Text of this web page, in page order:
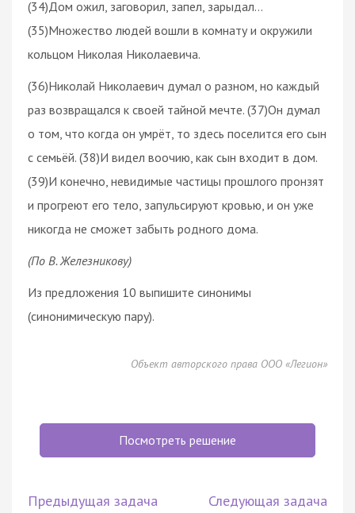
(34)Дом ожил, заговорил, запел, зарыдал…
(35)Множество людей вошли в комнату и окружили
кольцом Николая Николаевича.
(36)Николай Николаевич думал о разном, но каждый
раз возвращался к своей тайной мечте. (37)Он думал
о том, что когда он умрёт, то здесь поселится его сын
с семьёй. (38)И видел воочию, как сын входит в дом.
(39)И конечно, невидимые частицы прошлого пронзят
и прогреют его тело, запульсируют кровью, и он уже
никогда не сможет забыть родного дома.
(По В. Железникову)
Из предложения 10 выпишите синонимы
(синонимическую пару).
Объект авторского права ООО «Легион»
Посмотреть решение
Предыдущая задача Следующая задача